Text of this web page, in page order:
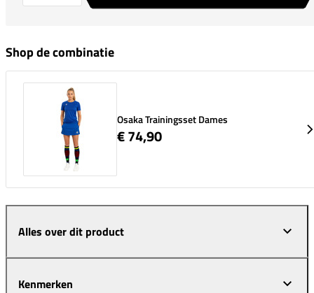
Shop de combinatie
Osaka Trainingsset Dames
€ 74,90
Alles over dit product
Kenmerken